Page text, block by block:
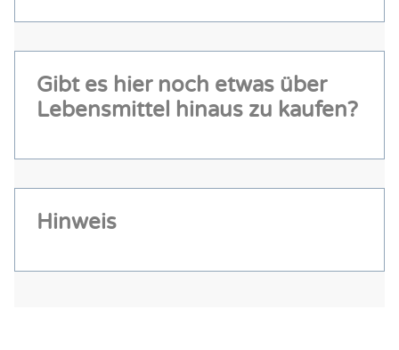
Gibt es hier noch etwas über
Lebensmittel hinaus zu kaufen?
Hinweis